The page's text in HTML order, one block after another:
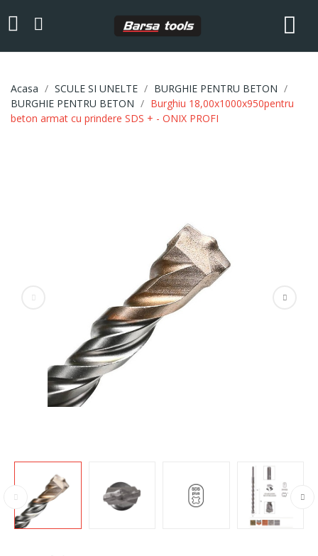
Acasa SCULE SI UNELTE
BURGHIE PENTRU BETON
BURGHIE PENTRU BETON
Burghiu 18,00x1000x950pentru
beton armat cu prindere SDS + - ONIX PROFI